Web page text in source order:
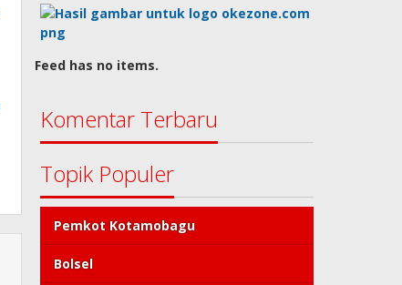
Feed has no items.
Komentar Terbaru
Topik Populer
Pemkot Kotamobagu
Bolsel